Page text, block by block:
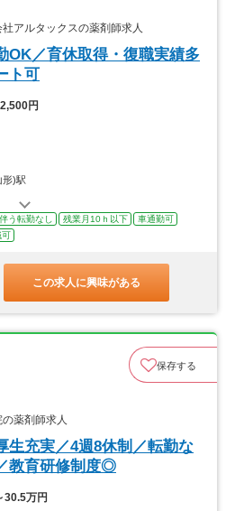
アルタックスの薬剤師求人
OK／育休取得・復職実績多
ト可
円
形)駅
う転勤なし 残業月10ｈ以下
車通勤可
可
この求人に興味がある
保存する
薬剤師求人
生充実／4週8休制／転勤な
教育研修制度◎
30.5万円